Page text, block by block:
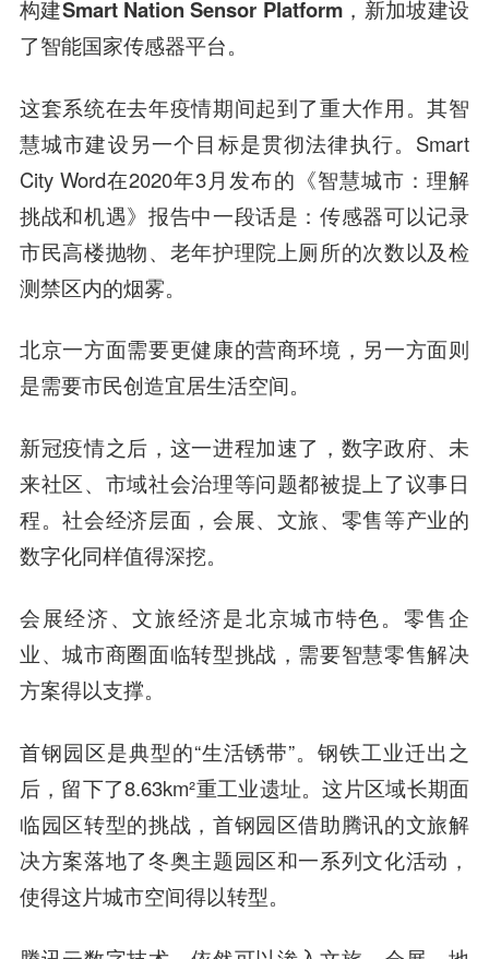
构建Smart Nation Sensor Platform，新加坡建设
了智能国家传感器平台。
这套系统在去年疫情期间起到了重大作用。其智
慧城市建设另一个目标是贯彻法律执行。Smart
City Word在2020年3月发布的《智慧城市：理解
挑战和机遇》报告中一段话是：传感器可以记录
市民高楼抛物、老年护理院上厕所的次数以及检
测禁区内的烟雾。
北京一方面需要更健康的营商环境，另一方面则
是需要市民创造宜居生活空间。
新冠疫情之后，这一进程加速了，数字政府、未
来社区、市域社会治理等问题都被提上了议事日
程。社会经济层面，会展、文旅、零售等产业的
数字化同样值得深挖。
会展经济、文旅经济是北京城市特色。零售企
业、城市商圈面临转型挑战，需要智慧零售解决
方案得以支撑。
首钢园区是典型的“生活锈带”。钢铁工业迁出之
后，留下了8.63km²重工业遗址。这片区域长期面
临园区转型的挑战，首钢园区借助腾讯的文旅解
决方案落地了冬奥主题园区和一系列文化活动，
使得这片城市空间得以转型。